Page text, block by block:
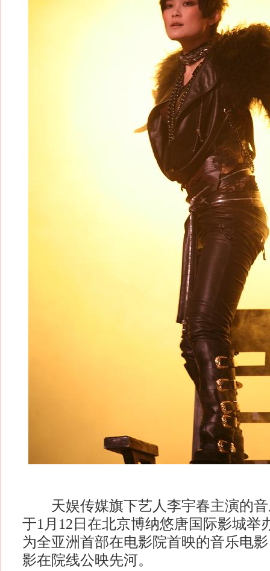
天娱传媒旗下艺人李宇春主演的音
于1月12日在北京博纳悠唐国际影城举
为全亚洲首部在电影院首映的音乐电
影在院线公映先河。